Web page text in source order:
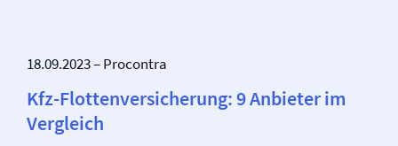
18.09.2023 – Procontra
Kfz-Flotten­versicherung: 9 Anbieter im
Vergleich